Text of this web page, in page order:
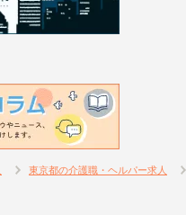
東京都の介護職・ヘルパー求人